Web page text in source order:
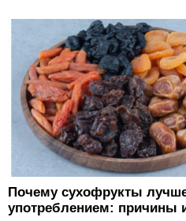
Почему сухофрукты
употреблением: причины